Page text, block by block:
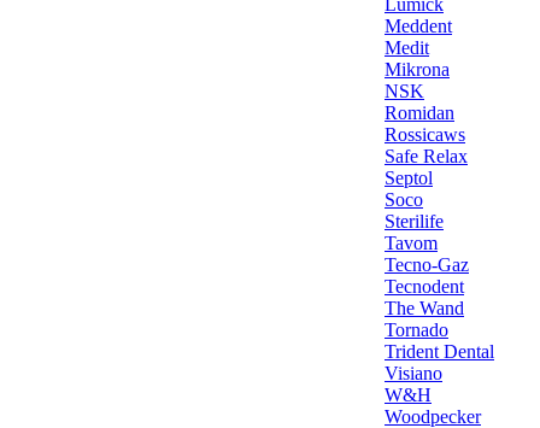
Lumick
Meddent
Medit
Mikrona
NSK
Romidan
Rossicaws
Safe Relax
Septol
Soco
Sterilife
Tavom
Tecno-Gaz
Tecnodent
The Wand
Tornado
Trident Dental
Visiano
W&H
Woodpecker